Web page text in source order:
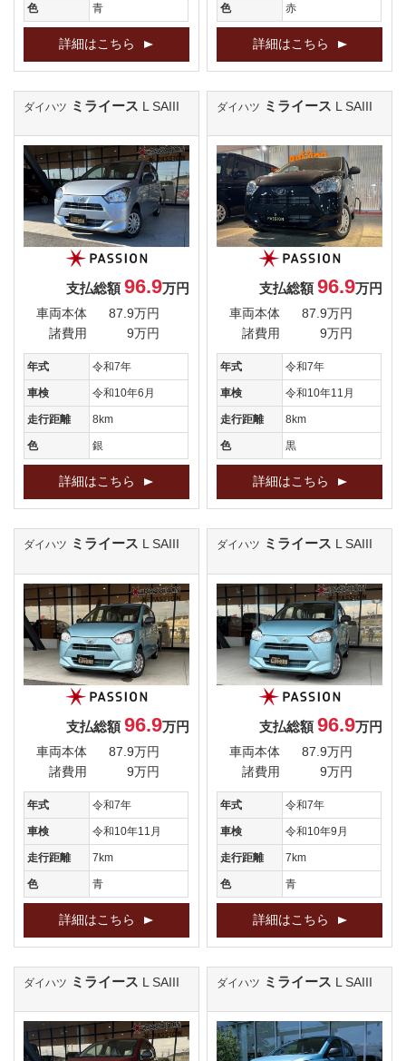
色 青
詳細はこちら
色 赤
詳細はこちら
ダイハツ ミライース L SAIII
支払総額96.9万円
車両本体
87.9万円
諸費用
9万円
年式 令和7年
車検 令和10年6月
走行距離 8km
色 銀
詳細はこちら
ダイハツ ミライース L SAIII
支払総額96.9万円
車両本体
87.9万円
諸費用
9万円
年式 令和7年
車検 令和10年11月
走行距離 8km
色 黒
詳細はこちら
ダイハツ ミライース L SAIII
支払総額96.9万円
車両本体
87.9万円
諸費用
9万円
年式 令和7年
車検 令和10年11月
走行距離 7km
色 青
詳細はこちら
ダイハツ ミライース L SAIII
支払総額96.9万円
車両本体
87.9万円
諸費用
9万円
年式 令和7年
車検 令和10年9月
走行距離 7km
色 青
詳細はこちら
ダイハツ ミライース L SAIII ダイハツ ミライース L SAIII